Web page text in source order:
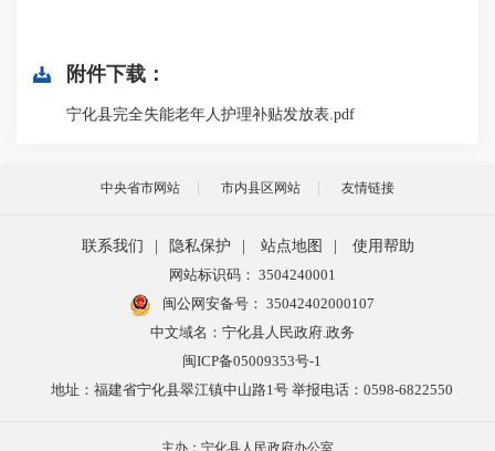
附件下载：
宁化县完全失能老年人护理补贴发放表.pdf
中央省市网站 市内县区网站 友情链接
联系我们 隐私保护 站点地图
使用帮助
网站标识码： 3504240001
闽公网安备号： 35042402000107
中文域名：宁化县人民政府.政务
闽ICP备05009353号-1
地址：福建省宁化县翠江镇中山路1号 举报电话：0598-6822550
主办：宁化县人民政府办公室